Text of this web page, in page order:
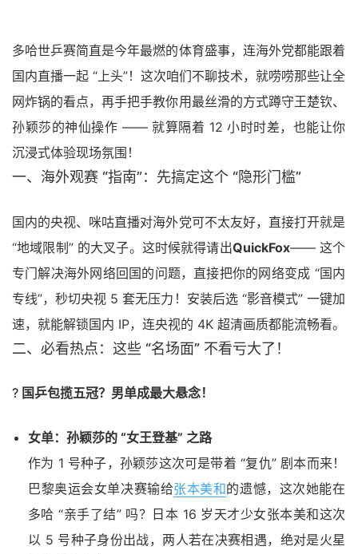
多哈世乒赛简直是今年最燃的体育盛事，连海外党都能跟着
国内直播一起 “上头”！这次咱们不聊技术，就唠唠那些让全
网炸锅的看点，再手把手教你用最丝滑的方式蹲守王楚钦、
孙颖莎的神仙操作 —— 就算隔着 12 小时时差，也能让你
沉浸式体验现场氛围！
一、 海外观赛 “指南”：先搞定这个 “隐形门槛”
国内的央视、咪咕直播对海外党可不太友好，直接打开就是
“地域限制” 的大叉子。这时候就得请出QuickFox—— 这个
专门解决海外网络回国的问题，直接把你的网络变成 “国内
专线”，秒切央视 5 套无压力！安装后选 “影音模式” 一键加
速，就能解锁国内 IP，连央视的 4K 超清画质都能流畅看。
二、必看热点：这些 “名场面” 不看亏大了！
? 国乒包揽五冠？男单成最大悬念！
女单：孙颖莎的 “女王登基” 之路
作为 1 号种子，孙颖莎这次可是带着 “复仇” 剧本而来！
巴黎奥运会女单决赛输给张本美和的遗憾，这次她能在
多哈 “亲手了结” 吗？日本 16 岁天才少女张本美和这次
以 5 号种子身份出战，两人若在决赛相遇，绝对是火星